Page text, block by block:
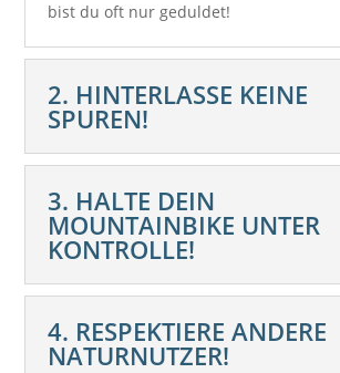
bist du oft nur geduldet!
2. HINTERLASSE KEINE
SPUREN!
3. HALTE DEIN
MOUNTAINBIKE UNTER
KONTROLLE!
4. RESPEKTIERE ANDERE
NATURNUTZER!